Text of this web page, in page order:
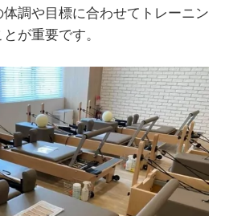
調や目標に合わせてトレーニン
が重要です。